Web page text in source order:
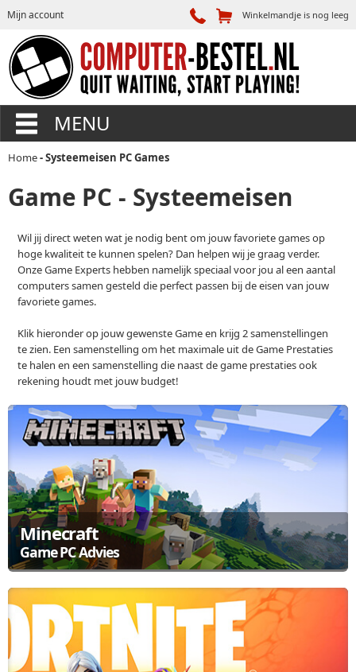
Mijn account Winkelmandje is nog leeg
MENU
Home- Systeemeisen PC Games
Game PC - Systeemeisen
Wil jij direct weten wat je nodig bent om jouw favoriete games op
hoge kwaliteit te kunnen spelen? Dan helpen wij je graag verder.
Onze Game Experts hebben namelijk speciaal voor jou al een aantal
computers samen gesteld die perfect passen bij de eisen van jouw
favoriete games.
Klik hieronder op jouw gewenste Game en krijg 2 samenstellingen
te zien. Een samenstelling om het maximale uit de Game Prestaties
te halen en een samenstelling die naast de game prestaties ook
rekening houdt met jouw budget!
Minecraft
Game PC Advies
allerlei dingen: huizen, kastelen, achtbanen of boten: de grens is je
eigen fantasie. Je komt terecht in een wereld waar je van alles kunt
ontdekken (natuur, dorpjes, dieren etc.) en ook van alles kunt
bouwen.
Bekijk de aanbevolen Game Computers